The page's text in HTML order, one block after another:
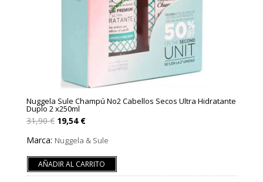
Nuggela Sule Champú No2 Cabellos Secos Ultra Hidratante
Duplo 2 x250ml
31,90€ El
precio
original
era:
19,54 €El
precio
actual
es:
Marca: Nuggela & Sule
AÑADIR AL CARRITO